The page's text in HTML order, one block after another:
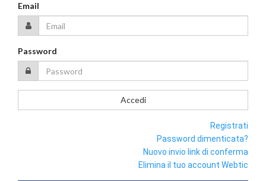
Email
Password
Accedi
Registrati
Password dimenticata?
Nuovo invio link di conferma
Elimina il tuo account Webtic